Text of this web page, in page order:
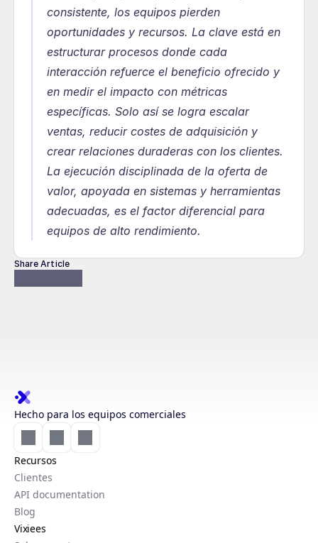
consistente, los equipos pierden
oportunidades y recursos. La clave está en
estructurar procesos donde cada
interacción refuerce el beneficio ofrecido y
en medir el impacto con métricas
específicas. Solo así se logra escalar
ventas, reducir costes de adquisición y
crear relaciones duraderas con los clientes.
La ejecución disciplinada de la oferta de
valor, apoyada en sistemas y herramientas
adecuadas, es el factor diferencial para
equipos de alto rendimiento.
Share Article
Hecho para los equipos comerciales
Recursos
Clientes
API documentation
Blog
Vixiees